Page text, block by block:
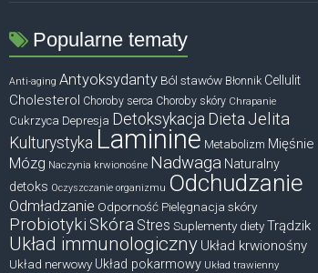
Popularne tematy
Anti-aging Antyoksydanty Ból stawów Błonnik Cellulit
Cholesterol Choroby serca Choroby skóry Chrapanie
Cukrzyca Depresja Detoksykacja Dieta Jelita
Kulturystyka Laminine Metabolizm Mięśnie
Mózg Naczynia krwionośne Nadwaga Naturalny
detoks Oczyszczanie organizmu Odchudzanie
Odmładzanie Odporność Pielęgnacja skóry
Probiotyki Skóra Stres Suplementy dietyTrądzik
Układ immunologiczny Układ krwionośny
Układ nerwowy Układ pokarmowy Układ trawienny